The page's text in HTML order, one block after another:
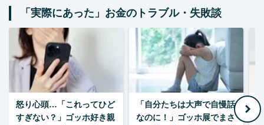
「実際にあった」お金のトラブル・失敗談
怒り心頭…「これってひど
すぎない？」ゴッホ好き親
「自分たちは大声で自慢話
なのに！」ゴッホ展でまさ